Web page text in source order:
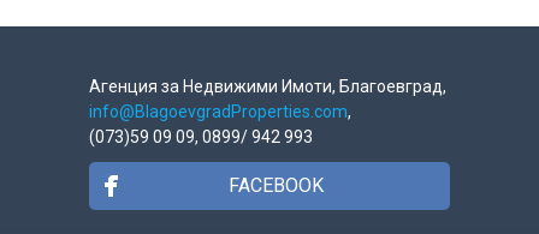
Агенция за Недвижими Имоти, Благоевград,
info@BlagoevgradProperties.com,
(073)59 09 09, 0899/ 942 993
FACEBOOK